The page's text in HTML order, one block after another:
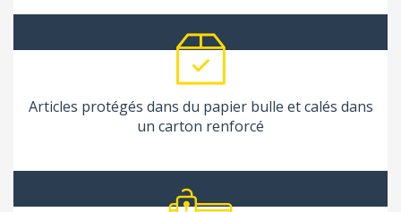
Articles protégés dans du papier bulle et calés dans
un carton renforcé